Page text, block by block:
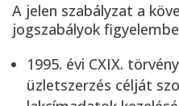
A jelen szabályzat a
jogszabályok
1995. évi CXIX.
üzletszerzés célját